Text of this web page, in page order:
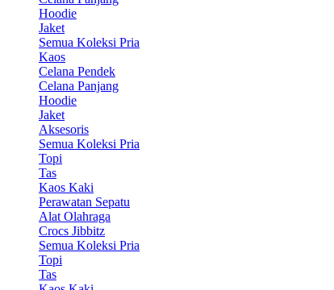
Hoodie
Jaket
Semua Koleksi Pria
Kaos
Celana Pendek
Celana Panjang
Hoodie
Jaket
Aksesoris
Semua Koleksi Pria
Topi
Tas
Kaos Kaki
Perawatan Sepatu
Alat Olahraga
Crocs Jibbitz
Semua Koleksi Pria
Topi
Tas